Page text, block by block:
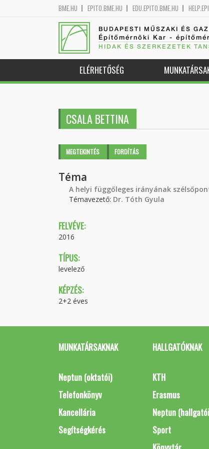
BME.HU EPITO.BME.HU EDU.EPITO.BME.HU
BUDAPESTI MŰSZAKI ÉS
Építőmérnöki Kar -
HIDAK ÉS SZERKEZETEK
ELÉRHETŐSÉG
CSALA BETTINA
Elsődleges fülek
MEGTEKINTÉS (AKTÍVFORDÍTÁS
Téma
A helyi függőleges irányának
Témavezető: Dr. Tóth Gyula
FELVÉVE:
2016
TÍPUS:
levelező
KÉPZÉS:
2+2 éves
MUNKATÁRSAKNAK
Neptun (oktatói)
Telefonkönyv
Kancellária
Segítségkérés
HALLGATÓKNAK
KTH
Erasmus
Neptun
Sport